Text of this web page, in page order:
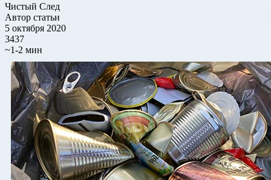
Чистый След
Автор статьи
5 октября 2020
3437
~1-2 мин